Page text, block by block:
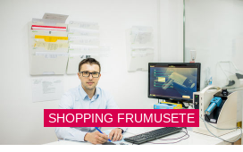
SHOPPING FRUMUSETE